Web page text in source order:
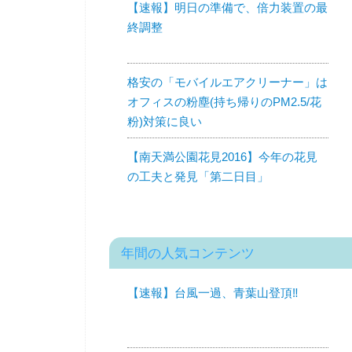
【速報】明日の準備で、倍力装置の最
終調整
格安の「モバイルエアクリーナー」は
オフィスの粉塵(持ち帰りのPM2.5/花
粉)対策に良い
【南天満公園花見2016】今年の花見
の工夫と発見「第二日目」
年間の人気コンテンツ
【速報】台風一過、青葉山登頂‼︎